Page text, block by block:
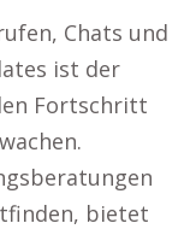
Chats und
ist der
Fortschritt
bietet